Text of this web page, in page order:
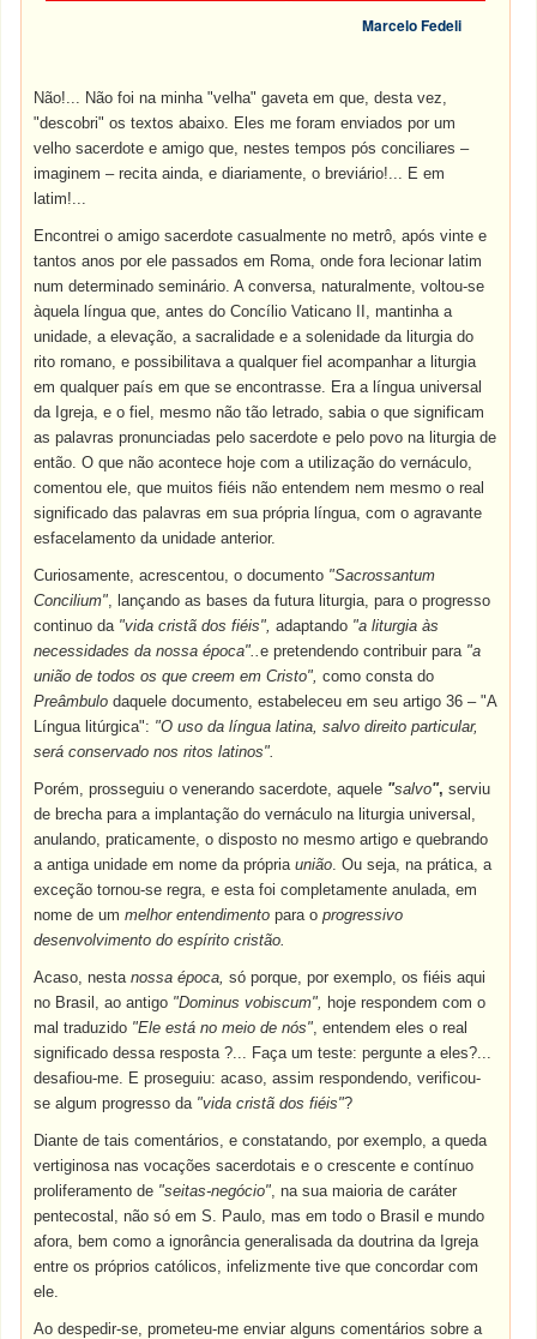
Marcelo Fedeli
Não!... Não foi na minha "velha" gaveta em que, desta vez,
"descobri" os textos abaixo. Eles me foram enviados por um
velho sacerdote e amigo que, nestes tempos pós conciliares–
imaginem–recita ainda, e diariamente, o breviário!... E em
latim!...
Encontrei o amigo sacerdote casualmente no metrô, após vinte e
tantos anos por ele passados em Roma, onde fora lecionar latim
num determinado seminário. A conversa, naturalmente, voltou-se
àquela língua que, antes do Concílio Vaticano II, mantinha a
unidade, a elevação, a sacralidade e a solenidade da liturgia do
rito romano, e possibilitava a qualquer fiel acompanhar a liturgia
em qualquer país em que se encontrasse. Era a língua universal
da Igreja, e o fiel, mesmo não tão letrado, sabia o que significam
as palavras pronunciadas pelo sacerdote e pelo povo na liturgia de
então. O que não acontece hoje com a utilização do vernáculo,
comentou ele, que muitos fiéis não entendem nem mesmo o real
significado das palavras em sua própria língua, com o agravante
esfacelamento da unidade anterior.
Curiosamente, acrescentou, o documento "Sacrossantum
Concilium", lançando as bases da futura liturgia, para o progresso
continuo da "vida cristã dos fiéis",adaptando "a liturgia às
necessidades da nossa época"..e pretendendo contribuir para "a
união de todos os que creem em Cristo", como consta do
Preâmbulo daquele documento, estabeleceu em seu artigo 36–"A
Língua litúrgica": "O uso da língua latina, salvo direito particular,
será conservado nos ritos latinos".
Porém, prosseguiu o venerando sacerdote, aquele "salvo", serviu
de brecha para a implantação do vernáculo na liturgia universal,
anulando, praticamente, o disposto no mesmo artigo e quebrando
a antiga unidade em nome da própriaunião. Ou seja, na prática, a
exceção tornou-se regra, e esta foi completamente anulada, em
nome de ummelhor entendimento para oprogressivo
desenvolvimento do espírito cristão.
Acaso, nestanossa época,só porque, por exemplo, os fiéis aqui
no Brasil, ao antigo "Dominus vobiscum", hoje respondem com o
mal traduzido "Ele está no meio de nós", entendem eles o real
significado dessa resposta ?... Faça um teste: pergunte a eles?...
desafiou-me. E proseguiu: acaso, assim respondendo, verificou-
se algum progresso da "vida cristã dos fiéis"?
Diante de tais comentários, e constatando, por exemplo, a queda
vertiginosa nas vocações sacerdotais e o crescente e contínuo
proliferamento de "seitas-negócio", na sua maioria de caráter
pentecostal, não só em S. Paulo, mas em todo o Brasil e mundo
afora, bem como a ignorância generalisada da doutrina da Igreja
entre os próprios católicos, infelizmente tive que concordar com
ele.
Ao despedir-se, prometeu-me enviar alguns comentários sobre a